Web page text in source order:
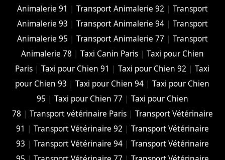
Animalerie 91 | Transport Animalerie 92 | Transport
Animalerie 93 | Transport Animalerie 94| Transport
Animalerie 95 | Transport Animalerie 77 | Transport
Animalerie 78 | Taxi Canin Paris| Taxi pour Chien
Paris |Taxi pour Chien 91 |Taxi pour Chien 92 |Taxi
pour Chien 93 |Taxi pour Chien 94 |Taxi pour Chien
95 | Taxi pour Chien 77 | Taxi pour Chien
78 | Transport vétérinaire Paris| Transport Vétérinaire
91 | Transport Vétérinaire 92 | Transport Vétérinaire
93 | Transport Vétérinaire 94| Transport Vétérinaire